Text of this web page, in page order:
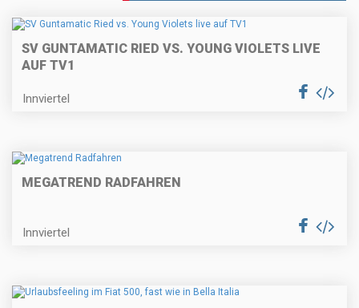
SV GUNTAMATIC RIED VS. YOUNG VIOLETS LIVE
AUF TV1
Innviertel
MEGATREND RADFAHREN
Innviertel